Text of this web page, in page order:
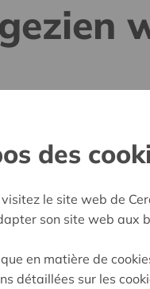
sans barrières
Approuvé
des
le site web de
son site web aux
en matière de
détaillées sur les